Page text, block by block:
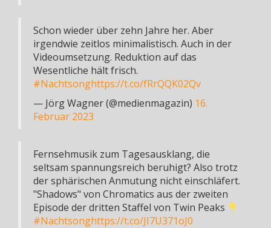
Schon wieder über zehn Jahre her. Aber
irgendwie zeitlos minimalistisch. Auch in der
Videoumsetzung. Reduktion auf das
Wesentliche hält frisch.
#Nachtsonghttps://t.co/fRrQQK02Qv
— Jörg Wagner (@medienmagazin) 16.
Februar 2023
Fernsehmusik zum Tagesausklang, die
seltsam spannungsreich beruhigt? Also trotz
der sphärischen Anmutung nicht einschläfert.
"Shadows" von Chromatics aus der zweiten
Episode der dritten Staffel von Twin Peaks
#Nachtsonghttps://t.co/JI7U371oJ0